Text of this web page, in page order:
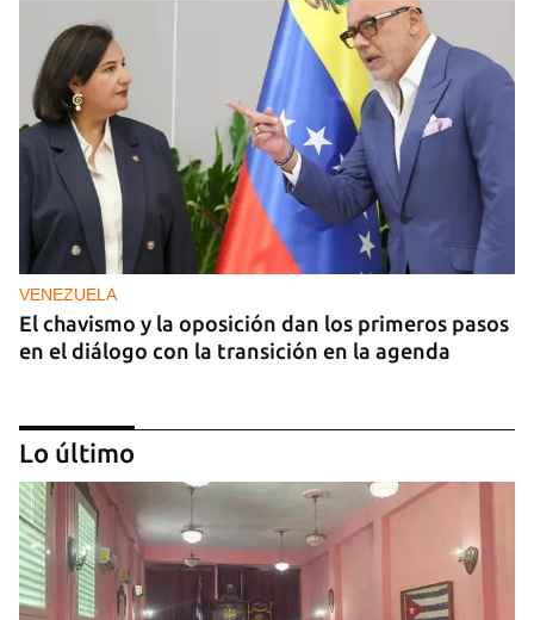
VENEZUELA
El chavismo y la oposición dan los primeros pasos
en el diálogo con la transición en la agenda
Lo último